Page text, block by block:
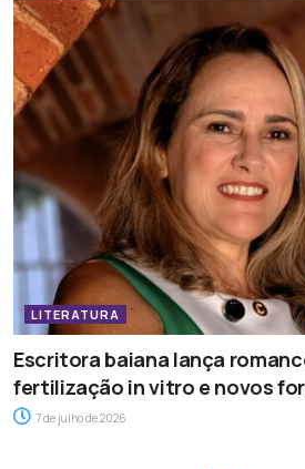
LITERATURA
Escritora baiana lança
fertilização in vitro e novos
7 de julho de 2026